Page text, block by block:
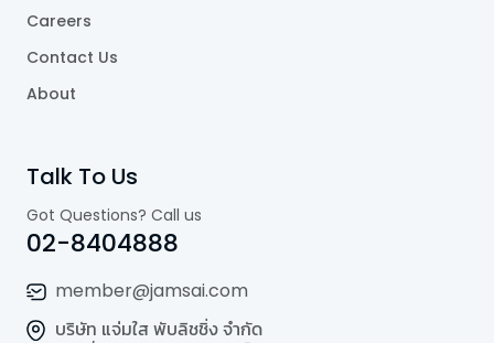
Careers
Contact Us
About
Talk To Us
Got Questions? Call us
02-8404888
member@jamsai.com
บริษัท แจ่มใส พับลิชชิ่ง จำกัด